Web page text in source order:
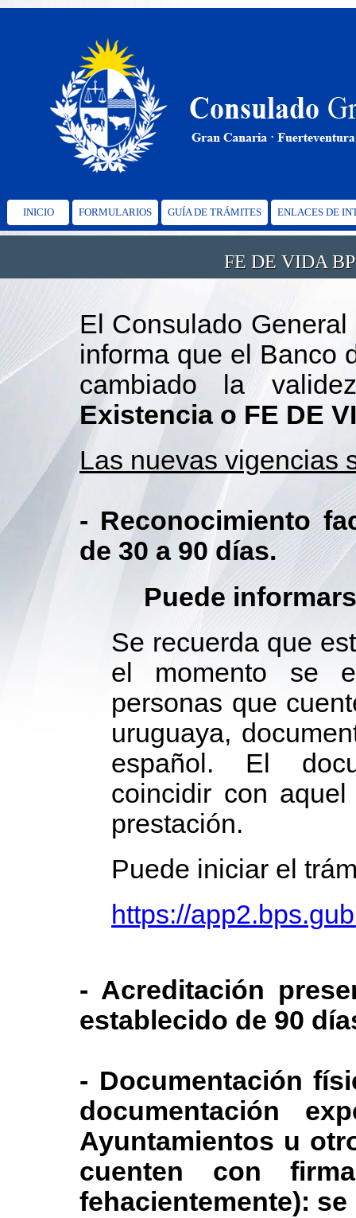
INICIO FORMULARIOS GUÍA DE TRÁMITES ENLACES DE
FE DE VIDA
El Consulado
informa que el Banco
cambiado la
Existencia o FE DE
Las nuevas vigencias
- Reconocimiento
de 30 a 90 días.
Puede
Se recuerda que
el momento se
personas que
uruguaya,
español. El
coincidir con
prestación.
Puede iniciar el
https://
- Acreditación
establecido de 90
- Documentación
documentación
Ayuntamientos u
cuenten con
fehacientemente):